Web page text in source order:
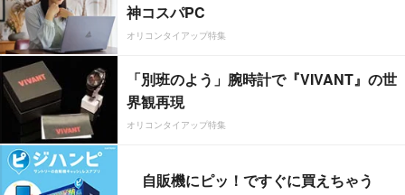
神コスパPC
オリコンタイアップ特集
「別班のよう」腕時計で『VIVANT』の世
界観再現
オリコンタイアップ特集
自販機にピッ！ですぐに買えちゃう